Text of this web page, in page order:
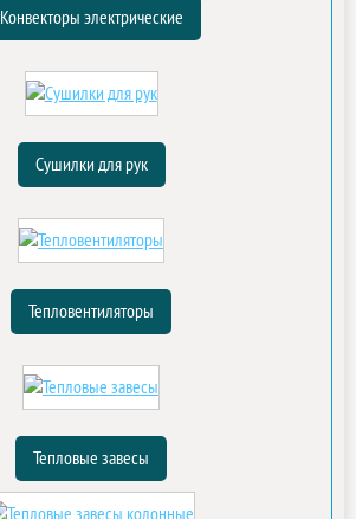
Конвекторы электрические
Сушилки для рук
Тепловентиляторы
Тепловые завесы